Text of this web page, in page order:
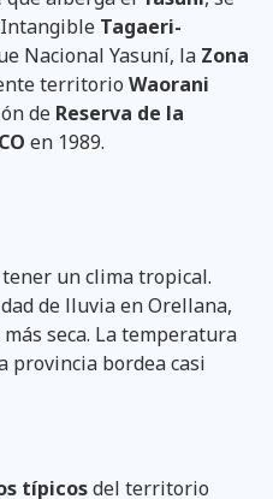
Tagaeri-
Nacional Yasuní, la Zona
territorio Waorani
de Reserva de la
en 1989.
un clima tropical.
de lluvia en Orellana,
seca. La temperatura
provincia bordea casi
típicosdel territorio